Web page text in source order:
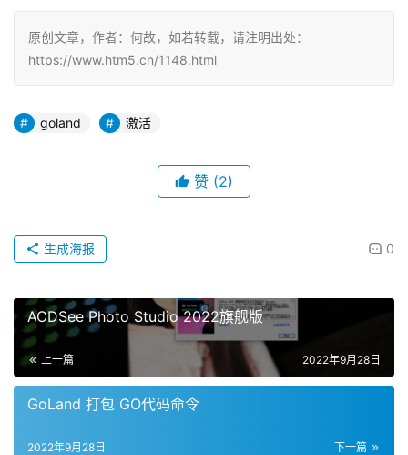
原创文章，作者：何故，如若转载，请注明出处：
https://www.htm5.cn/1148.html
goland 激活
赞 (2)
0
生成海报
ACDSee Photo Studio 2022旗舰版
上一篇 2022年9月28日
GoLand 打包 GO代码命令
下一篇
2022年9月28日